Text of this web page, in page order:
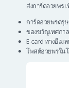
ส่งการ์ดอวยพร
การ์ดอวยพรตรุ
ของขวัญเทศกา
E-card ทางอีเมล
โพสต์อวยพรใน